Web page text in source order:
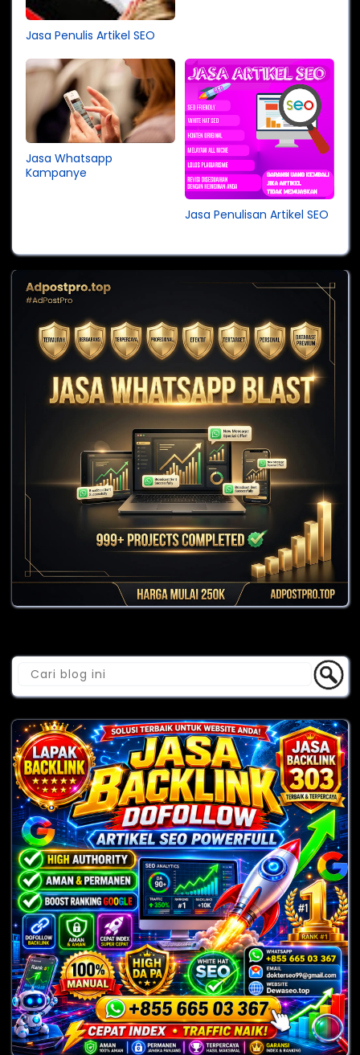
Jasa Penulis Artikel SEO
Jasa Whatsapp
Kampanye
Jasa Penulisan Artikel SEO